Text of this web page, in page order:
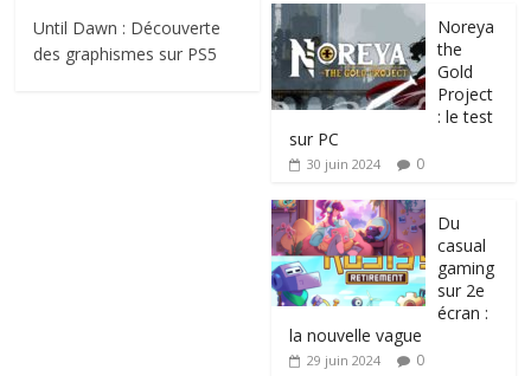
Until Dawn : Découverte
des graphismes sur PS5
Noreya
the
Gold
Project
: le test
sur PC
30 juin 2024 0
Du
casual
gaming
sur 2e
écran :
la nouvelle vague
29 juin 2024 0